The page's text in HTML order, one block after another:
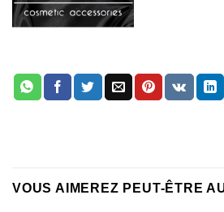
VOUS AIMEREZ PEUT-ÊTRE